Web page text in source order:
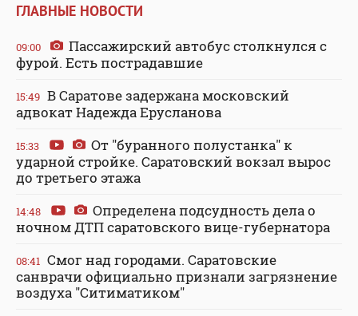
ГЛАВНЫЕ НОВОСТИ
09:00
Пассажирский автобус столкнулся с
фурой. Есть пострадавшие
15:49 В Саратове задержана московский
адвокат Надежда Ерусланова
15:33
От "буранного полустанка" к
ударной стройке. Саратовский вокзал вырос
до третьего этажа
14:48
Определена подсудность дела о
ночном ДТП саратовского вице-губернатора
08:41 Смог над городами. Саратовские
санврачи официально признали загрязнение
воздуха "Ситиматиком"